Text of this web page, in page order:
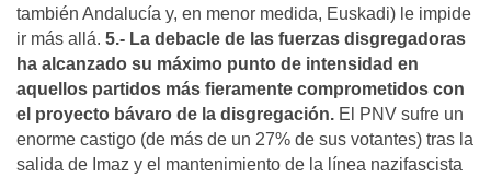
también Andalucía y, en menor medida, Euskadi) le impide
ir más allá. 5.- La debacle de las fuerzas disgregadoras
ha alcanzado su máximo punto de intensidad en
aquellos partidos más fieramente comprometidos con
el proyecto bávaro de la disgregación. El PNV sufre un
enorme castigo (de más de un 27% de sus votantes) tras la
salida de Imaz y el mantenimiento de la línea nazifascista